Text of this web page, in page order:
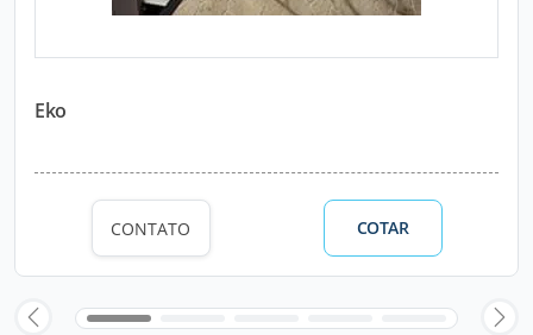
Eko
CONTATO COTAR